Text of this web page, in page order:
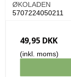
ØKOLADEN
5707224050211
49,95 DKK
(inkl. moms)